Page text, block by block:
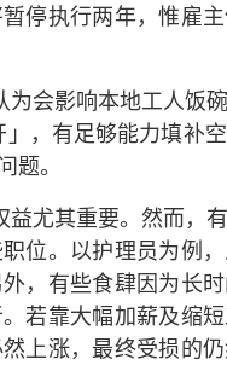
停执行两年，惟雇
会影响本地工人饭
，有足够能力填补
题。
尤其重要。然而，
位。以护理员为例
，有些食肆因为长
若靠大幅加薪及缩
上涨，最终受损的